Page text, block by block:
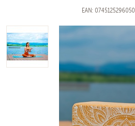
EAN: 0745125296050